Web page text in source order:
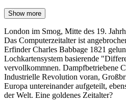
Show more
London im Smog, Mitte des 19.
Das Computerzeitalter ist
Erfinder Charles Babbage 1821
Lochkartensystem basierende
vervollkommnen. Dampfbetriebene
Industrielle Revolution voran,
Europa untereinander aufgeteilt,
der Welt. Eine goldenes Zeitalter?